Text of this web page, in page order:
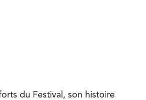
du Festival, son histoire